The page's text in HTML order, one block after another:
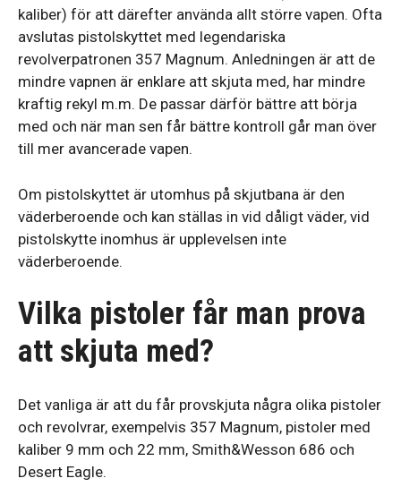
kaliber) för att därefter använda allt större vapen. Ofta
avslutas pistolskyttet med legendariska
revolverpatronen 357 Magnum. Anledningen är att de
mindre vapnen är enklare att skjuta med, har mindre
kraftig rekyl m.m. De passar därför bättre att börja
med och när man sen får bättre kontroll går man över
till mer avancerade vapen.
Om pistolskyttet är utomhus på skjutbana är den
väderberoende och kan ställas in vid dåligt väder, vid
pistolskytte inomhus är upplevelsen inte
väderberoende.
Vilka pistoler får man prova
att skjuta med?
Det vanliga är att du får provskjuta några olika pistoler
och revolvrar, exempelvis 357 Magnum, pistoler med
kaliber 9 mm och 22 mm, Smith&Wesson 686 och
Desert Eagle.